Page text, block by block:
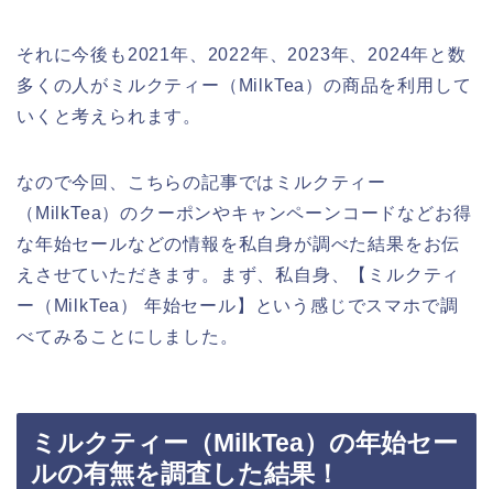
それに今後も2021年、2022年、2023年、2024年と数
多くの人がミルクティー（MilkTea）の商品を利用して
いくと考えられます。
なので今回、こちらの記事ではミルクティー
（MilkTea）のクーポンやキャンペーンコードなどお得
な年始セールなどの情報を私自身が調べた結果をお伝
えさせていただきます。まず、私自身、【ミルクティ
ー（MilkTea） 年始セール】という感じでスマホで調
べてみることにしました。
ミルクティー（MilkTea）の年始セー
ルの有無を調査した結果！